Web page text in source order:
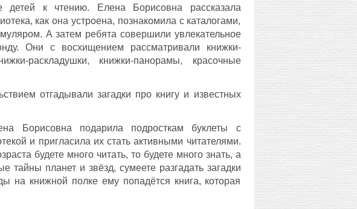
детей к чтению. Елена Борисовна рассказала
как она устроена, познакомила с каталогами,
А затем ребята совершили увлекательное
Они с восхищением рассматривали книжки-
раскладушки, книжки-панорамы, красочные
отгадывали загадки про книгу и известных
Борисовна подарила подросткам буклеты с
и пригласила их стать активными читателями.
будете много читать, то будете много знать, а
тайны планет и звёзд, сумеете разгадать загадки
на книжной полке ему попадётся книга, которая